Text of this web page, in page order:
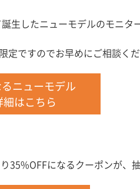
生したニューモデルのモニ
ですのでお早めにご相談くだ
ニューモデル
細はこちら
35%OFFになるクーポンが、